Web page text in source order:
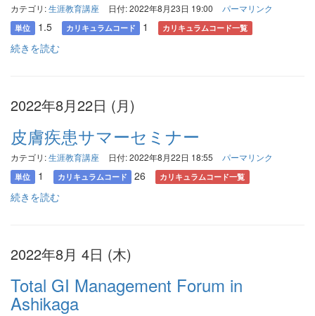
カテゴリ:生涯教育講座 日付: 2022年8月23日 19:00 パーマリンク
単位 1.5 カリキュラムコード 1 カリキュラムコード一覧
続きを読む
2022年8月22日 (月)
皮膚疾患サマーセミナー
カテゴリ:生涯教育講座 日付: 2022年8月22日 18:55 パーマリンク
単位 1 カリキュラムコード 26 カリキュラムコード一覧
続きを読む
2022年8月 4日 (木)
Total GI Management Forum in
Ashikaga